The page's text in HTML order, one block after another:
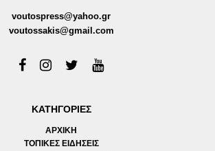
voutospress@yahoo.gr
voutossakis@gmail.com
ΚΑΤΗΓΟΡΙΕΣ
ΑΡΧΙΚΗ
ΤΟΠΙΚΕΣ ΕΙΔΗΣΕΙΣ